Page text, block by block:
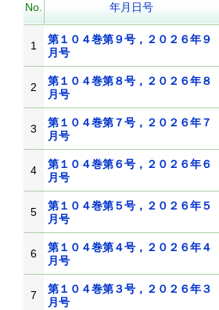
No. 年月日号
1
第１０４巻第９号，２０２６年９
月号
2
第１０４巻第８号，２０２６年８
月号
3
第１０４巻第７号，２０２６年７
月号
4
第１０４巻第６号，２０２６年６
月号
5
第１０４巻第５号，２０２６年５
月号
6
第１０４巻第４号，２０２６年４
月号
7
第１０４巻第３号，２０２６年３
月号